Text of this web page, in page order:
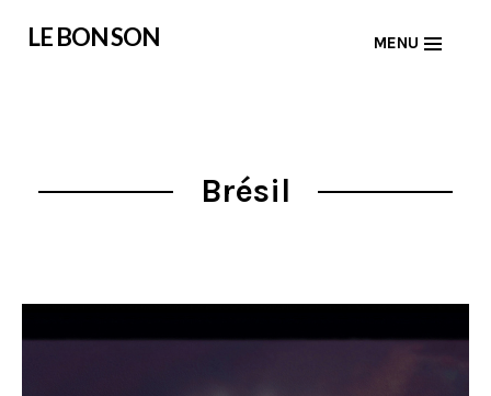
LE BON SON MENU
Brésil